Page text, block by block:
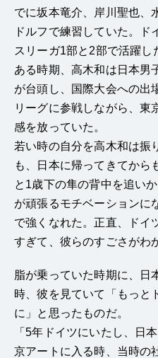
でに坂本竜介、岸川聖也、
ドルフで練習していた。
スリーガ1部と2部で活躍し
ある時期、高木和は日本男
が台頭し、国際大会への出
リーグに参戦しながら、東
感を放っていた。
若い時の自分を高木和は振
も、日本に帰ってきてから
と1歳下の隼の背中を追い
が頑張るモチベーションに
で強くなれた。正直、ドイ
すぎて、彼らのすごさがわ
脂が乗っていた時期に、日
時、彼を見ていて「もっと
に」と思ったものだ。
「5年ドイツにいたし、日
京アートに入る時、当時の